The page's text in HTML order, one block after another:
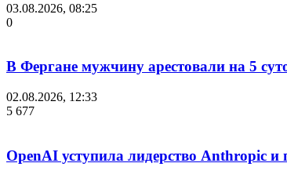
03.08.2026, 08:25
0
В Фергане мужчину арестовали на 5
02.08.2026, 12:33
5 677
OpenAI уступила лидерство Anthropic